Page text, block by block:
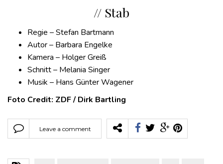
// Stab
Regie – Stefan Bartmann
Autor – Barbara Engelke
Kamera – Holger Greiß
Schnitt – Melania Singer
Musik – Hans Günter Wagener
Foto Credit: ZDF / Dirk Bartling
Leave a comment